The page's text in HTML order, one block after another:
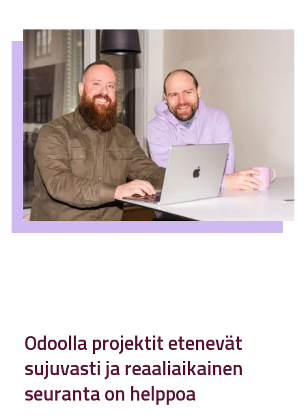
Odoolla projektit etenevät
sujuvasti ja reaaliaikainen
seuranta on helppoa